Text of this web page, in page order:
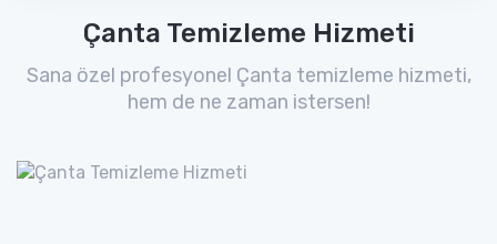
Çanta Temizleme Hizmeti
Sana özel profesyonel Çanta temizleme hizmeti,
hem de ne zaman istersen!